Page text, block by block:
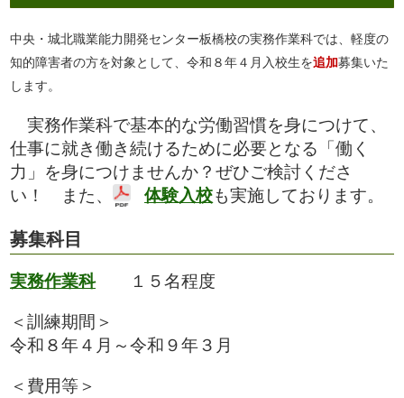
中央・城北職業能力開発センター板橋校の実務作業科では、軽度の
知的障害者の方を対象として、令和８年４月入校生を追加募集いた
します。
実務作業科で基本的な労働習慣を身につけて、
仕事に就き働き続けるために必要となる「働く
力」を身につけませんか？ぜひご検討くださ
い！ また、
体験入校も実施しております。
募集科目
実務作業科１５名程度
＜訓練期間＞
令和８年４月～令和９年３月
＜費用等＞